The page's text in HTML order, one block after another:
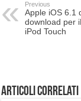
Previous
Apple iOS 6.1
download per
iPod Touch
Articoli correlati